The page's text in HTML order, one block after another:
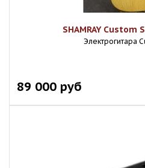
SHAMRAY
Электрогитара
89 000 руб